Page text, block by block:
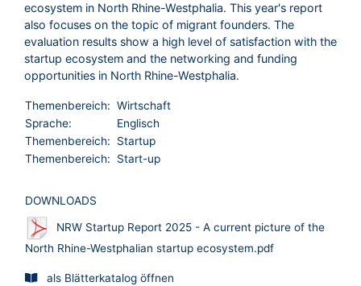
ecosystem in North Rhine-Westphalia. This year's report
also focuses on the topic of migrant founders. The
evaluation results show a high level of satisfaction with the
startup ecosystem and the networking and funding
opportunities in North Rhine-Westphalia.
Themenbereich: Wirtschaft
Sprache:
Englisch
Themenbereich:
Startup
Themenbereich:
Start-up
DOWNLOADS
NRW Startup Report 2025 - A current picture of the
North Rhine-Westphalian startup ecosystem.pdf
als Blätterkatalog öffnen